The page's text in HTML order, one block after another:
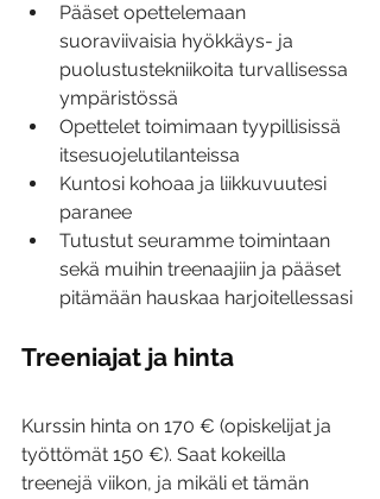
Pääset opettelemaan
suoraviivaisia hyökkäys- ja
puolustustekniikoita turvallisessa
ympäristössä
Opettelet toimimaan tyypillisissä
itsesuojelutilanteissa
Kuntosi kohoaa ja liikkuvuutesi
paranee
Tutustut seuramme toimintaan
sekä muihin treenaajiin ja pääset
pitämään hauskaa harjoitellessasi
Treeniajat ja hinta
Kurssin hinta on 170 € (opiskelijat ja
työttömät 150 €). Saat kokeilla
treenejä viikon, ja mikäli et tämän